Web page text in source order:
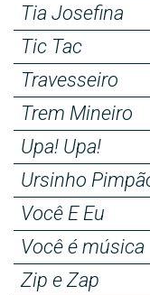
Tia Josefina
Tic Tac
Travesseiro
Trem Mineiro
Upa! Upa!
Ursinho
Você E Eu
Você é música
Zip e Zap